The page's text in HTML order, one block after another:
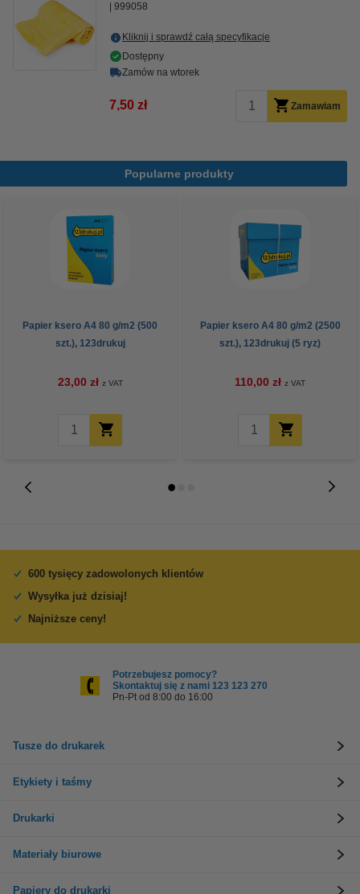
999058
Kliknij i sprawdź całą specyfikacje
Dostępny
Zamów na wtorek
7,50 zł Zamawiam
Popularne produkty
Papier ksero A4 80 g/m2 (500
szt.), 123drukuj
23,00 zł z VAT
Papier ksero A4 80 g/m2 (2500
szt.), 123drukuj (5 ryz)
110,00 zł z VAT
600 tysięcy zadowolonych klientów
Wysyłka już dzisiaj!
Najniższe ceny!
Potrzebujesz pomocy?
Skontaktuj się z nami 123 123 270
Pn-Pt od 8:00 do 16:00
Tusze do drukarek
Etykiety i taśmy
Drukarki
Materiały biurowe
Papiery do drukarki